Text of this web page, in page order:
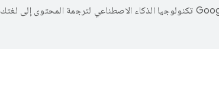
تستخدم Google تكنولوجيا الذكاء الاصطناعي لترجمة المحتوى إلى لغتك